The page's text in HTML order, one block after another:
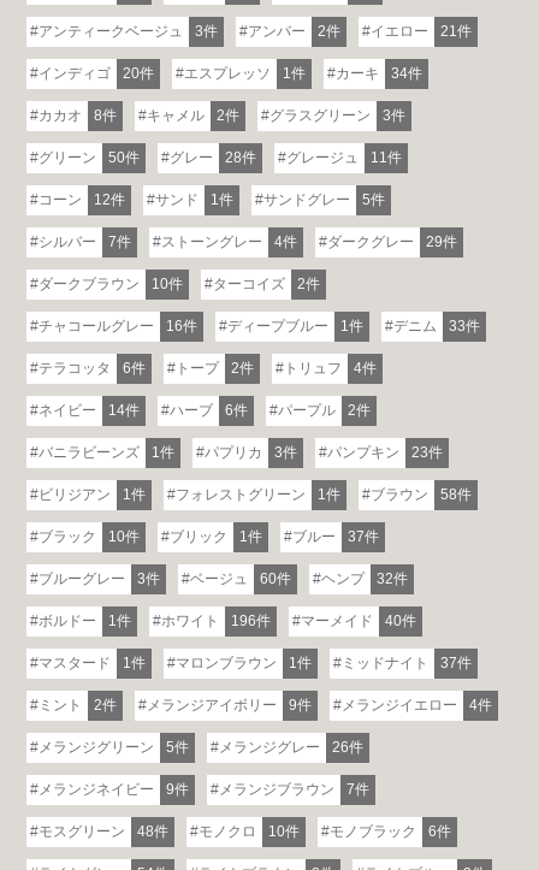
アンティークベージュ 3件 アンバー 2件 イエロー 21件
インディゴ 20件 エスプレッソ 1件 カーキ 34件
カカオ 8件 キャメル 2件 グラスグリーン 3件
グリーン 50件 グレー 28件 グレージュ 11件
コーン 12件 サンド 1件 サンドグレー 5件
シルバー 7件 ストーングレー 4件 ダークグレー 29件
ダークブラウン 10件 ターコイズ 2件
チャコールグレー 16件 ディープブルー 1件 デニム 33件
テラコッタ 6件 トープ 2件 トリュフ 4件
ネイビー 14件 ハーブ 6件 パープル 2件
バニラビーンズ 1件 パプリカ 3件 パンプキン 23件
ビリジアン 1件 フォレストグリーン 1件 ブラウン 58件
ブラック 10件 ブリック 1件 ブルー 37件
ブルーグレー 3件 ベージュ 60件 ヘンプ 32件
ボルドー 1件 ホワイト 196件 マーメイド 40件
マスタード 1件 マロンブラウン 1件 ミッドナイト 37件
ミント 2件 メランジアイボリー 9件 メランジイエロー 4件
メランジグリーン 5件 メランジグレー 26件
メランジネイビー 9件 メランジブラウン 7件
モスグリーン 48件 モノクロ 10件 モノブラック 6件